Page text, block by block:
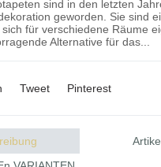
sind in den letzten
geworden. Sie sind
für verschiedene Räume
Alternative für das...
Tweet Pinterest